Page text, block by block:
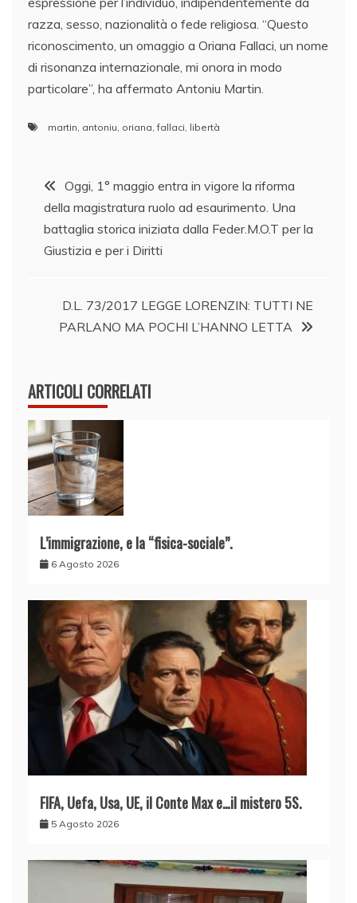
razza, sesso, nazionalità o fede religiosa. “Questo
riconoscimento, un omaggio a Oriana Fallaci, un nome
di risonanza internazionale, mi onora in modo
particolare”, ha affermato Antoniu Martin.
martin, antoniu, oriana,fallaci, libertà
Navigazione
articoli
Oggi, 1° maggio entra in vigore la riforma
della magistratura ruolo ad esaurimento. Una
battaglia storica iniziata dalla Feder.M.O.T per la
Giustizia e per i Diritti
D.L. 73/2017 LEGGE LORENZIN: TUTTI NE
PARLANO MA POCHI L’HANNO LETTA
ARTICOLI CORRELATI
L’immigrazione, e la “fisica-sociale”.
6 Agosto 2026
FIFA, Uefa, Usa, UE, il Conte Max e…il mistero 5S.
5 Agosto 2026